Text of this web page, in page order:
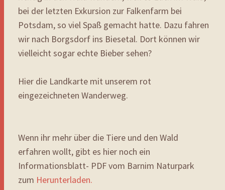
bei der letzten Exkursion zur Falkenfarm bei
Potsdam, so viel Spaß gemacht hatte. Dazu fahren
wir nach Borgsdorf ins Biesetal. Dort können wir
vielleicht sogar echte Bieber sehen?
Hier die Landkarte mit unserem rot
eingezeichneten Wanderweg.
Wenn ihr mehr über die Tiere und den Wald
erfahren wollt, gibt es hier noch ein
Informationsblatt- PDF vom Barnim Naturpark
zum Herunterladen.